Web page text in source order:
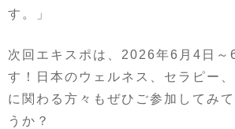
す。」
次回エキスポは、2026年6月4日～
す！日本のウェルネス、セラピー
に関わる方々もぜひご参加してみ
うか？